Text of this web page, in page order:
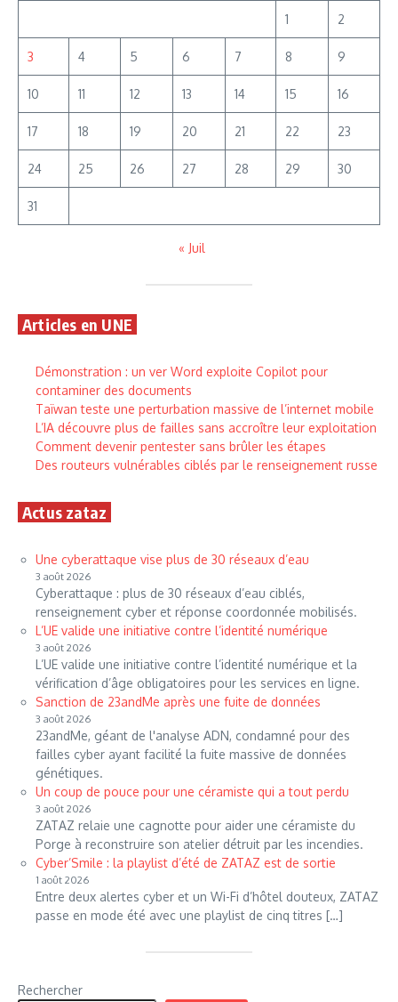
1 2
3 4 5 6 7 8 9
10 11 12 13 14 15 16
17 18 19 20 21 22 23
24 25 26 27 28 29 30
31
« Juil
Articles en UNE
Démonstration : un ver Word exploite Copilot pour
contaminer des documents
Taïwan teste une perturbation massive de l’internet mobile
L’IA découvre plus de failles sans accroître leur exploitation
Comment devenir pentester sans brûler les étapes
Des routeurs vulnérables ciblés par le renseignement russe
Actus zataz
Une cyberattaque vise plus de 30 réseaux d’eau
3 août 2026
Cyberattaque : plus de 30 réseaux d’eau ciblés,
renseignement cyber et réponse coordonnée mobilisés.
L’UE valide une initiative contre l’identité numérique
3 août 2026
L’UE valide une initiative contre l’identité numérique et la
vérification d’âge obligatoires pour les services en ligne.
Sanction de 23andMe après une fuite de données
3 août 2026
23andMe, géant de l'analyse ADN, condamné pour des
failles cyber ayant facilité la fuite massive de données
génétiques.
Un coup de pouce pour une céramiste qui a tout perdu
3 août 2026
ZATAZ relaie une cagnotte pour aider une céramiste du
Porge à reconstruire son atelier détruit par les incendies.
Cyber’Smile : la playlist d’été de ZATAZ est de sortie
1 août 2026
Entre deux alertes cyber et un Wi-Fi d’hôtel douteux, ZATAZ
passe en mode été avec une playlist de cinq titres […]
Rechercher